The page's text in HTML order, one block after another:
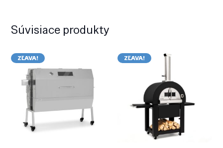
Súvisiace produkty
ZĽAVA! ZĽAVA!